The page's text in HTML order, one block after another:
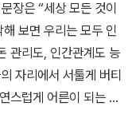
하나가 더 필요하다는
올랐다. 있으면 있는
기다리는 자세가 아니
자가 아니라 끊임없이
이 우리의 1로 서기를
립(自立)은 스스로 일
원에서의 1로 서기를
정, 분석해 볼 필요성
. 세상에는 희망이 가득
곳이었다' 정말 격하게
잘듣고 시키는 대로 해
대가 알려준 법으로는
역량이고 그 역량은 시
장은 “세상 모든 것이
보면 우리는 모두 인
관리도, 인간관계도 능
자리에서 서툴게 버티
스럽게 어른이 되는 줄